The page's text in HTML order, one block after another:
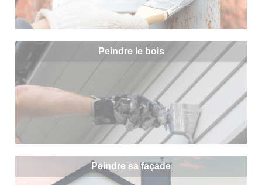
Peindre le bois
Peindre sa façade